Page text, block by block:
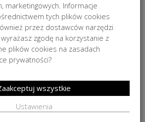
marketingowych. Informacje
tych plików cookies
przez dostawców narzędzi
zgodę na korzystanie z
plików cookies na zasadach
prywatności?
Ustawienia
wszystkie